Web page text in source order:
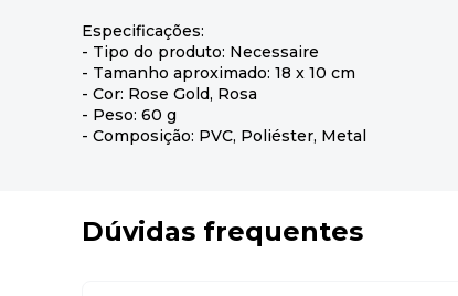
Especificações:
- Tipo do produto: Necessaire
- Tamanho aproximado: 18 x 10 cm
- Cor: Rose Gold, Rosa
- Peso: 60 g
- Composição: PVC, Poliéster, Metal
Dúvidas frequentes